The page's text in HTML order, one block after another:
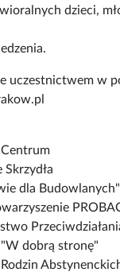
dzieci,
uczestnictwem w
dla Budowlanych"
dobrą stronę"